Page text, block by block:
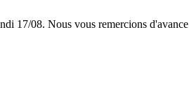
17/08. Nous vous remercions